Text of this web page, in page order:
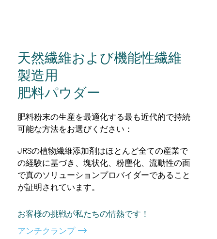
天然繊維および機能性繊維
製造用
肥料パウダー
肥料粉末の生産を最適化する最も近代的で持続
可能な方法をお選びください：
JRSの植物繊維添加剤はほとんど全ての産業で
の経験に基づき、塊状化、粉塵化、流動性の面
で真のソリューションプロバイダーであること
が証明されています。
お客様の挑戦が私たちの情熱です！
アンチクランプ